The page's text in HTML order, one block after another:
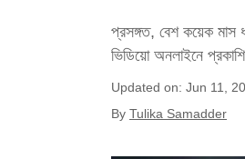
প্রসঙ্গত, বেশ কয়েক মাস
ভিডিয়ো অনলাইনে
Updated on: Jun 11,
By Tulika Samadder